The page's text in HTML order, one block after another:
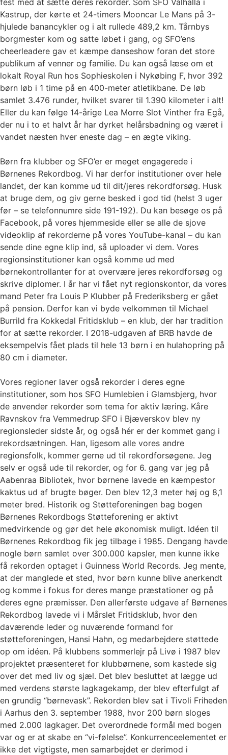
Kastrup, der kørte et 24-timers Mooncar Le Mans på 3-
hjulede banancykler og i alt rullede 489,2 km. Tårnbys
borgmester kom og satte løbet i gang, og SFO’ens
cheerleadere gav et kæmpe danseshow foran det store
publikum af venner og familie. Du kan også læse om et
lokalt Royal Run hos Sophieskolen i Nykøbing F, hvor 392
børn løb i 1 time på en 400-meter atletikbane. De løb
samlet 3.476 runder, hvilket svarer til 1.390 kilometer i alt!
Eller du kan følge 14-årige Lea Morre Slot Vinther fra Egå,
der nu i to et halvt år har dyrket helårsbadning og været i
vandet næsten hver eneste dag – en ægte viking.
Børn fra klubber og SFO’er er meget engagerede i
Børnenes Rekordbog. Vi har derfor institutioner over hele
landet, der kan komme ud til dit/jeres rekordforsøg. Husk
at bruge dem, og giv gerne besked i god tid (helst 3 uger
før – se telefonnumre side 191-192). Du kan besøge os på
Facebook, på vores hjemmeside eller se alle de sjove
videoklip af rekorderne på vores YouTube-kanal – du kan
sende dine egne klip ind, så uploader vi dem. Vores
regionsinstitutioner kan også komme ud med
børnekontrollanter for at overvære jeres rekordforsøg og
skrive diplomer. I år har vi fået nyt regionskontor, da vores
mand Peter fra Louis P Klubber på Frederiksberg er gået
på pension. Derfor kan vi byde velkommen til Michael
Burrild fra Kokkedal Fritidsklub – en klub, der har tradition
for at sætte rekorder. I 2018-udgaven af BRB havde de
eksempelvis fået plads til hele 13 børn i en hulahopring på
80 cm i diameter.
Vores regioner laver også rekorder i deres egne
institutioner, som hos SFO Humlebien i Glamsbjerg, hvor
de anvender rekorder som tema for aktiv læring. Kåre
Ravnskov fra Vemmedrup SFO i Bjæverskov blev ny
regionsleder sidste år, og også hér er der kommet gang i
rekordsætningen. Han, ligesom alle vores andre
regionsfolk, kommer gerne ud til rekordforsøgene. Jeg
selv er også ude til rekorder, og for 6. gang var jeg på
Aabenraa Bibliotek, hvor børnene lavede en kæmpestor
kaktus ud af brugte bøger. Den blev 12,3 meter høj og 8,1
meter bred. Historik og Støtteforeningen bag bogen
Børnenes Rekordbogs Støtteforening er aktivt
medvirkende og gør det hele økonomisk muligt. Idéen til
Børnenes Rekordbog fik jeg tilbage i 1985. Dengang havde
nogle børn samlet over 300.000 kapsler, men kunne ikke
få rekorden optaget i Guinness World Records. Jeg mente,
at der manglede et sted, hvor børn kunne blive anerkendt
og komme i fokus for deres mange præstationer og på
deres egne præmisser. Den allerførste udgave af Børnenes
Rekordbog lavede vi i Mårslet Fritidsklub, hvor den
daværende leder og nuværende formand for
støtteforeningen, Hansi Hahn, og medarbejdere støttede
op om idéen. På klubbens sommerlejr på Livø i 1987 blev
projektet præsenteret for klubbørnene, som kastede sig
over det med liv og sjæl. Det blev besluttet at lægge ud
med verdens største lagkagekamp, der blev efterfulgt af
en grundig “børnevask”. Rekorden blev sat i Tivoli Friheden
i Aarhus den 3. september 1988, hvor 200 børn sloges
med 2.000 lagkager. Det overordnede formål med bogen
var og er at skabe en “vi-følelse”. Konkurrenceelementet er
ikke det vigtigste, men samarbejdet er derimod i